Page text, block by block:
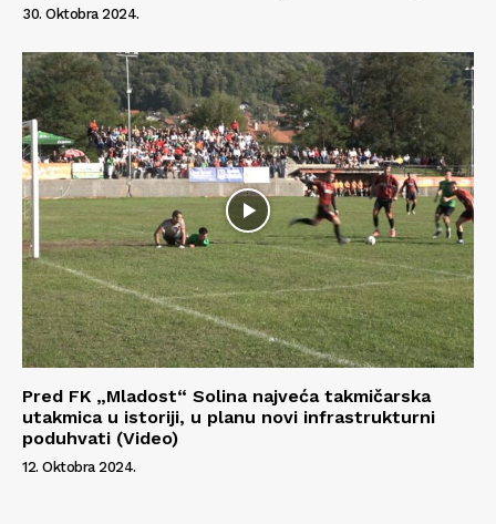
30. Oktobra 2024.
Pred FK „Mladost“ Solina najveća takmičarska
utakmica u istoriji, u planu novi infrastrukturni
poduhvati (Video)
12. Oktobra 2024.